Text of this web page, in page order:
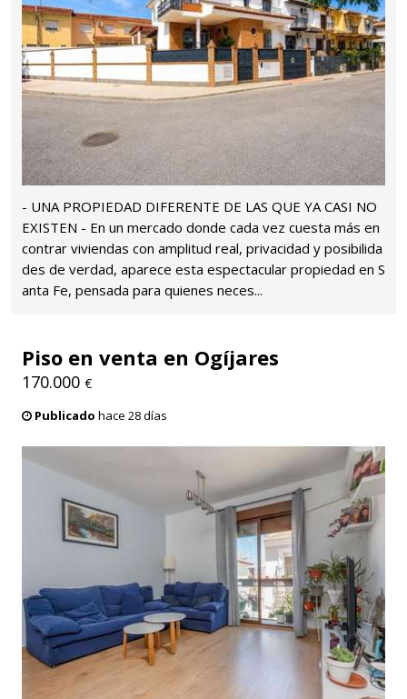
- UNA PROPIEDAD DIFERENTE DE LAS QUE YA CASI NO
EXISTEN - En un mercado donde cada vez cuesta más en
contrar viviendas con amplitud real, privacidad y posibilida
des de verdad, aparece esta espectacular propiedad en S
anta Fe, pensada para quienes neces...
Piso en venta en Ogíjares
170.000 €
Publicado hace 28 días